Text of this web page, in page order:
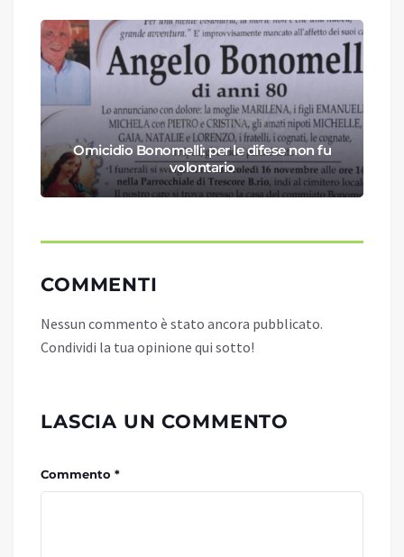
Omicidio Bonomelli: per le difese non fu
volontario
COMMENTI
Nessun commento è stato ancora pubblicato.
Condividi la tua opinione qui sotto!
LASCIA UN COMMENTO
Commento *